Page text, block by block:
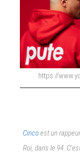
https://
Cincoest un
Roi, dans le 94.